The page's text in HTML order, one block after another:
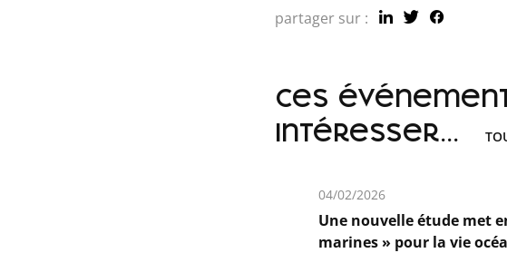
partager sur :
ces
intéresser...
04/02/2026
Une nouvelle étude met
marines » pour la vie